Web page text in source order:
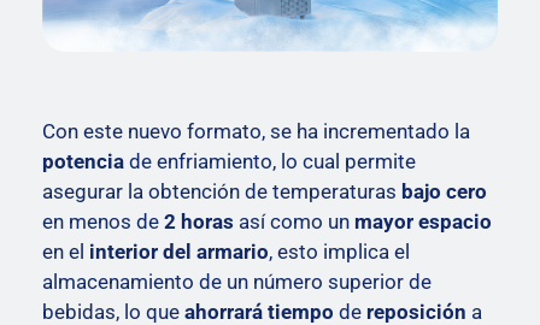
Con este nuevo formato, se ha incrementado la
potencia de enfriamiento, lo cual permite
asegurar la obtención de temperaturas bajo cero
en menos de 2 horas así como un mayor espacio
en el interior del armario, esto implica el
almacenamiento de un número superior de
bebidas, lo que ahorrará tiempo de reposición a